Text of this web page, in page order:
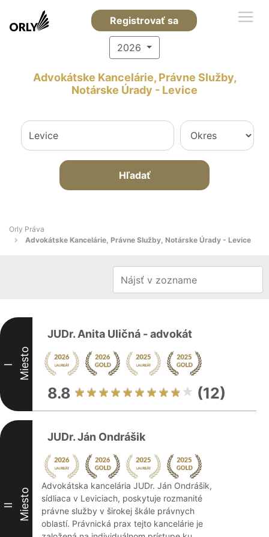
Registrovať sa
2026
Advokátske Kancelárie, Právne Služby,
Notárske Úrady - Levice
Hľadať
Orly Práva
Advokátske Kancelárie, Právne Služby, Notárske Úrady - Levice
I Miesto
JUDr. Anita Uličná - advokát
8.8 (12)
II Miesto
JUDr. Ján Ondrášik
Advokátska kancelária JUDr. Ján Ondrášik,
sídliaca v Leviciach, poskytuje rozmanité
právne služby v širokej škále právnych
oblastí. Právnická prax tejto kancelárie je